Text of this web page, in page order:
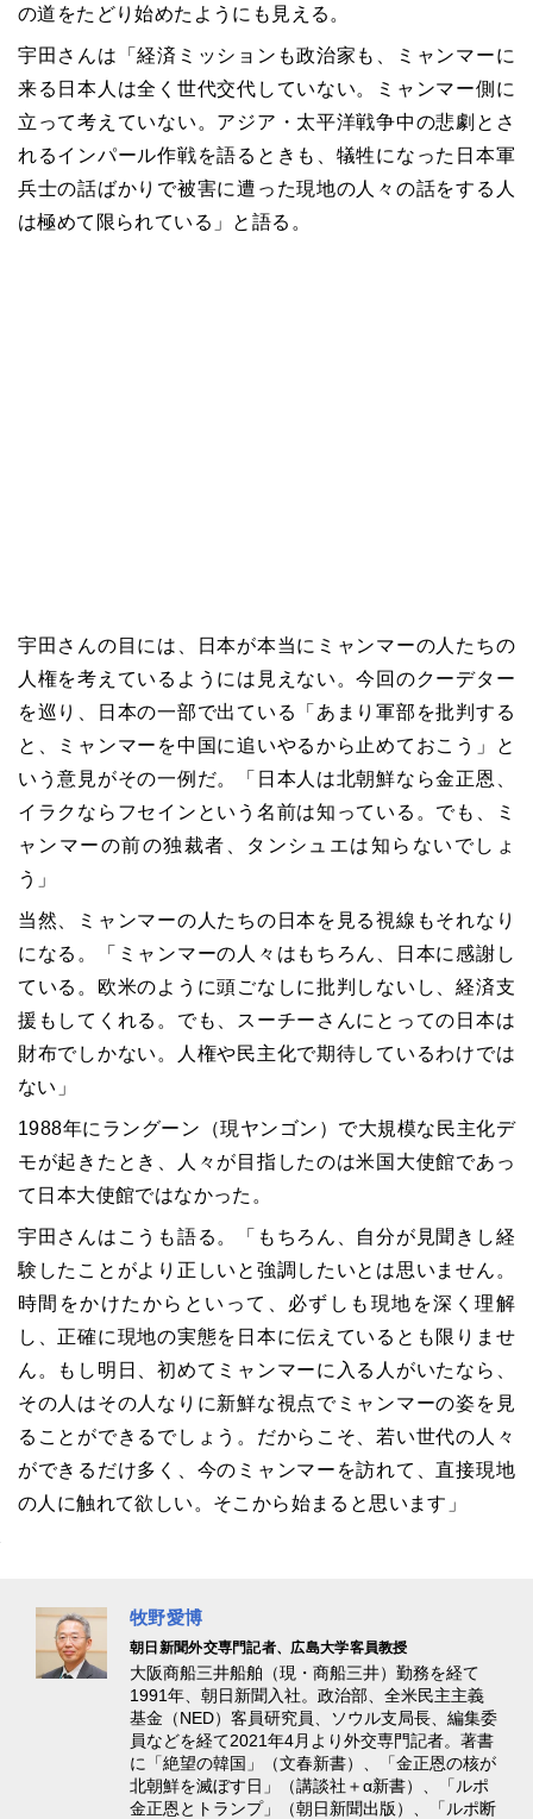
の道をたどり始めたようにも見える。
宇田さんは「経済ミッションも政治家も、ミャンマーに
来る日本人は全く世代交代していない。ミャンマー側に
立って考えていない。アジア・太平洋戦争中の悲劇とさ
れるインパール作戦を語るときも、犠牲になった日本軍
兵士の話ばかりで被害に遭った現地の人々の話をする人
は極めて限られている」と語る。
宇田さんの目には、日本が本当にミャンマーの人たちの
人権を考えているようには見えない。今回のクーデター
を巡り、日本の一部で出ている「あまり軍部を批判する
と、ミャンマーを中国に追いやるから止めておこう」と
いう意見がその一例だ。「日本人は北朝鮮なら金正恩、
イラクならフセインという名前は知っている。でも、ミ
ャンマーの前の独裁者、タンシュエは知らないでしょ
う」
当然、ミャンマーの人たちの日本を見る視線もそれなり
になる。「ミャンマーの人々はもちろん、日本に感謝し
ている。欧米のように頭ごなしに批判しないし、経済支
援もしてくれる。でも、スーチーさんにとっての日本は
財布でしかない。人権や民主化で期待しているわけでは
ない」
1988年にラングーン（現ヤンゴン）で大規模な民主化デ
モが起きたとき、人々が目指したのは米国大使館であっ
て日本大使館ではなかった。
宇田さんはこうも語る。「もちろん、自分が見聞きし経
験したことがより正しいと強調したいとは思いません。
時間をかけたからといって、必ずしも現地を深く理解
し、正確に現地の実態を日本に伝えているとも限りませ
ん。もし明日、初めてミャンマーに入る人がいたなら、
その人はその人なりに新鮮な視点でミャンマーの姿を見
ることができるでしょう。だからこそ、若い世代の人々
ができるだけ多く、今のミャンマーを訪れて、直接現地
の人に触れて欲しい。そこから始まると思います」
牧野愛博
朝日新聞外交専門記者、広島大学客員教授
大阪商船三井船舶（現・商船三井）勤務を経て
1991年、朝日新聞入社。政治部、全米民主主義
基金（NED）客員研究員、ソウル支局長、編集委
員などを経て2021年4月より外交専門記者。著書
に「絶望の韓国」（文春新書）、「金正恩の核が
北朝鮮を滅ぼす日」（講談社＋α新書）、「ルポ
金正恩とトランプ」（朝日新聞出版）、「ルポ断